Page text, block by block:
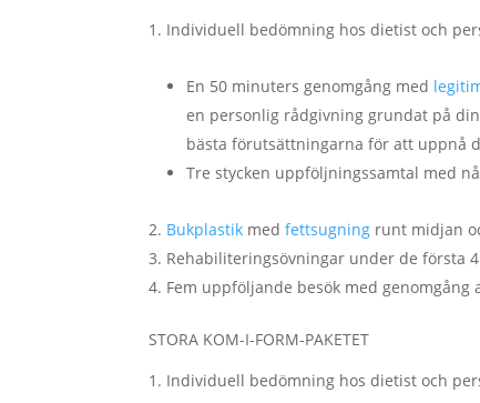
Individuell bedömning hos dietist och
En 50 minuters genomgång med
en personlig rådgivning grundat på
bästa förutsättningarna för att uppnå
Tre stycken uppföljningssamtal med
Bukplastik medfettsugning runt midjan
Rehabiliteringsövningar under de första
Fem uppföljande besök med
STORA KOM-I-FORM-PAKETET
Individuell bedömning hos dietist och